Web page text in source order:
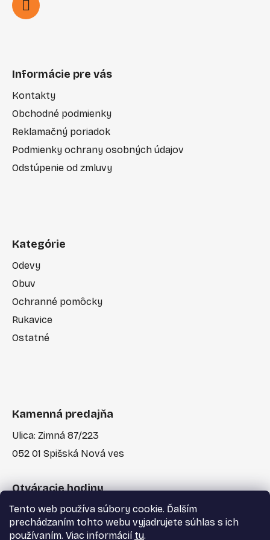
Tento web používa súbory cookie. Ďalším
prechádzaním tohto webu vyjadrujete súhlas s ich
používaním. Viac informácií tu.
Informácie pre vás
Kontakty
Obchodné podmienky
Reklamačný poriadok
Podmienky ochrany osobných údajov
Odstúpenie od zmluvy
Kategórie
Odevy
Obuv
Ochranné pomôcky
Rukavice
Ostatné
Kamenná predajňa
Ulica: Zimná 87/223
052 01 Spišská Nová ves
Otváracie hodiny
Po-Pia: 7:30 - 17:00